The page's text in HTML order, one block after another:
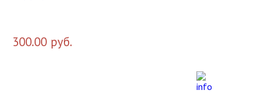
300.00 руб.